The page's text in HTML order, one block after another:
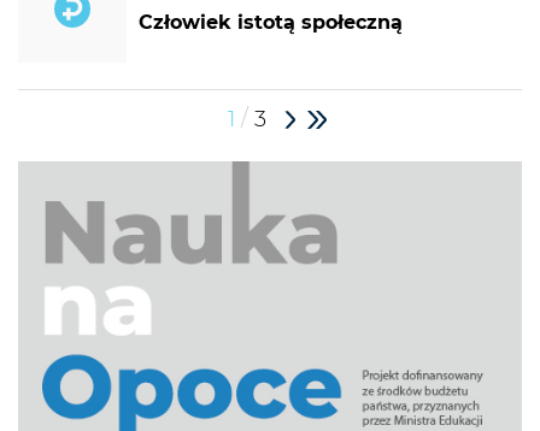
Człowiek istotą społeczną
1 / 3